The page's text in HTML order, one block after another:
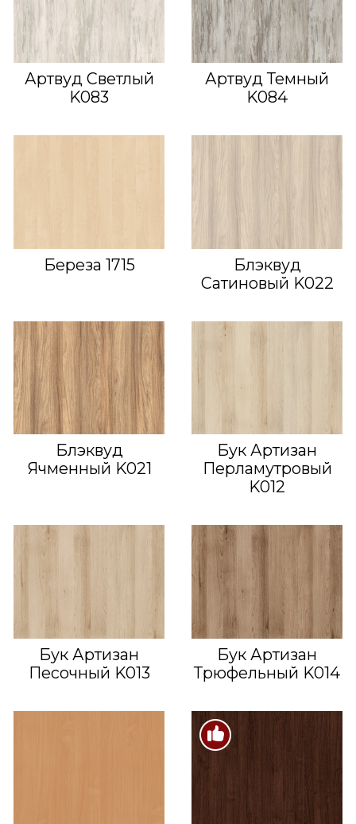
Артвуд Светлый
K083
Артвуд Темный
K084
Береза 1715
Блэквуд
Сатиновый K022
Блэквуд
Ячменный K021
Бук Артизан
Перламутровый
K012
Бук Артизан
Песочный K013
Бук Артизан
Трюфельный K014